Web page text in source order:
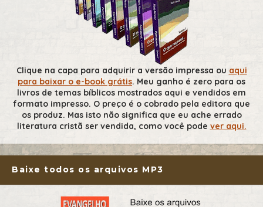
Clique na capa para adquirir a versão impressa ou aqui
para baixar o e-book grátis. Meu ganho é zero para os
livros de temas bíblicos mostrados aqui e vendidos em
formato impresso. O preço é o cobrado pela editora que
os produz. Mas isto não significa que eu ache errado
literatura cristã ser vendida, como você pode ver aqui.
Baixe todos os arquivos MP3